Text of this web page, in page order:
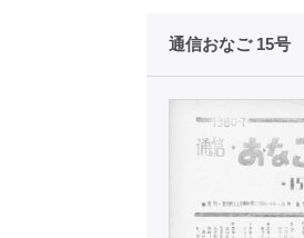
通信おなご 15号